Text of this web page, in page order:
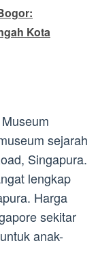
Kota
sejarah
Singapura.
lengkap
Harga
sekitar
anak-